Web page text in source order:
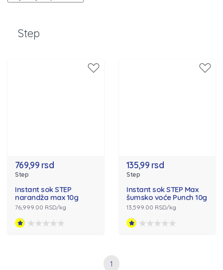
Step
769,99 rsd
Step
Instant sok STEP
narandža max 10g
76,999.00 RSD/kg
135,99 rsd
Step
Instant sok STEP Max
šumsko voće Punch 10g
13,599.00 RSD/kg
1